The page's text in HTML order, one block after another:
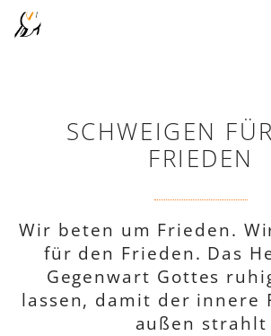
SCHWEIGEN
FRIEDEN
Wir beten um Frieden.
für den Frieden. Das
Gegenwart Gottes
lassen, damit der innere
außen strahlt